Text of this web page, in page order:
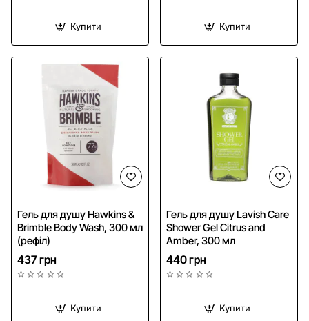
Купити Купити
Гель для душу Hawkins &
Brimble Body Wash, 300 мл
(рефіл)
437 грн
Купити
Гель для душу Lavish Care
Shower Gel Citrus and
Amber, 300 мл
440 грн
Купити